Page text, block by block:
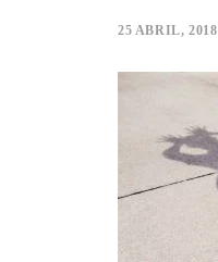
25 ABRIL, 2018